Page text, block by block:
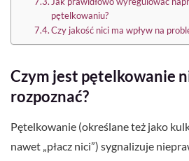
pętelkowaniu?
Czy jakość nici ma wpływ na
Czym jest pętelkowanie
rozpoznać?
Pętelkowanie (określane też jako
nawet „płacz nici”) sygnalizuje